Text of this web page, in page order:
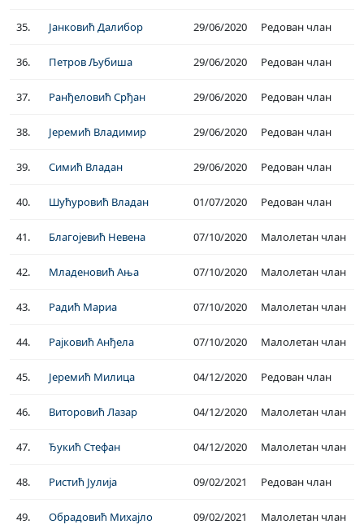
35. Јанковић Далибор 29/06/2020 Редован члан
36. Петров Љубиша 29/06/2020 Редован члан
37. Ранђеловић Срђан 29/06/2020 Редован члан
38. Јеремић Владимир 29/06/2020 Редован члан
39. Симић Владан 29/06/2020 Редован члан
40. Шућуровић Владан 01/07/2020 Редован члан
41. Благојевић Невена 07/10/2020 Малолетан члан
42. Младеновић Ања 07/10/2020 Малолетан члан
43. Радић Мариа 07/10/2020 Малолетан члан
44. Рајковић Анђела 07/10/2020 Малолетан члан
45. Јеремић Милица 04/12/2020 Редован члан
46. Виторовић Лазар 04/12/2020 Малолетан члан
47. Ђукић Стефан 04/12/2020 Малолетан члан
48. Ристић Јулија 09/02/2021 Редован члан
49. Обрадовић Михајло 09/02/2021 Малолетан члан